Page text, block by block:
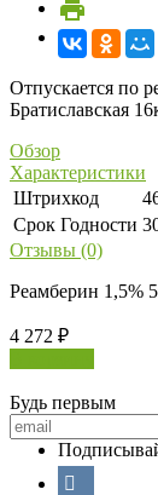
Отпускается по
Братиславская
Обзор
Характеристики
Штрихкод
Срок Годности
Отзывы (0)
Реамберин 1,5%
4 272 ₽
Будь первым